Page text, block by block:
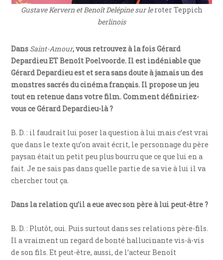
Gustave Kervern et Benoît Delépine sur leroter Teppich
berlinois
Dans Saint-Amour, vous retrouvez à la fois Gérard
Depardieu ET Benoît Poelvoorde. Il est indéniable que
Gérard Depardieu est et sera sans doute à jamais un des
monstres sacrés du cinéma français. Il propose un jeu
tout en retenue dans votre film. Comment définiriez-
vous ce Gérard Depardieu-là ?
B. D. : il faudrait lui poser la question à lui mais c’est vrai
que dans le texte qu’on avait écrit, le personnage du père
paysan était un petit peu plus bourru que ce que lui en a
fait. Je ne sais pas dans quelle partie de sa vie à lui il va
chercher tout ça.
Dans la relation qu’il a eue avec son père à lui peut-être ?
B. D. : Plutôt, oui. Puis surtout dans ses relations père-fils.
Il a vraiment un regard de bonté hallucinante vis-à-vis
de son fils. Et peut-être, aussi, de l’acteur Benoît